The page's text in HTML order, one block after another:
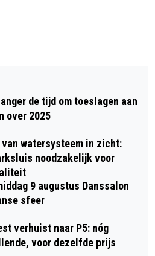
VOOR
NOORD-BRABANT
APPELTJE VAN
de tijd om toeslagen aan
over 2025
van watersysteem in zicht:
noodzakelijk voor
9 augustus Danssalon
sfeer
verhuist naar P5: nóg
voor dezelfde prijs